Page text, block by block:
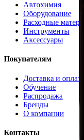
Автохимия
Оборудование
Расходные
Инструменты
Аксессуары
Покупателям
Доставка и оплата
Обучение
Распродажа
Бренды
О компании
Контакты